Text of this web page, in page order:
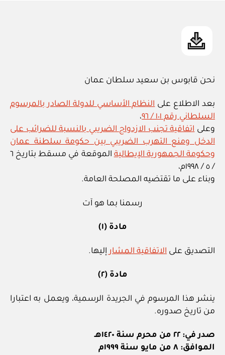
نحن قابوس بن سعيد سلطان عمان
بعد الاطلاع علىالنظام الأساسي للدولة الصادر بالمرسوم
السلطاني رقم ١٠١ / ٩٦
،
وعلىاتفاقية تجنب الازدواج الضريبي بالنسبة للضرائب على
الدخل ومنع التهرب الضريبي بين حكومة سلطنة عمان
وحكومة الجمهورية الإيطالية
الموقعة في مسقط بتاريخ ٦
/ ٥ / ١٩٩٨م،
وبناء على ما تقتضيه المصلحة العامة.
رسمنا بما هو آت
مادة (١)
التصديق على الاتفاقية المشار إليها.
مادة (٢)
ينشر هذا المرسوم في الجريدة الرسمية، ويعمل به اعتبارا
من تاريخ صدوره.
صدر في: ٢٢ من محرم سنة ١٤٢٠هـ
الموافق: ٨ من مايو سنة ١٩٩٩م